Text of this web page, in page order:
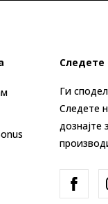
Следете
Ги
Следете
дознајте